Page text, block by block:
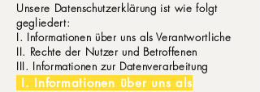
Unsere Datenschutzerklärung ist wie folgt
gegliedert:
I. Informationen über uns als Verantwortliche
II. Rechte der Nutzer und Betroffenen
III. Informationen zur Datenverarbeitung
I. Informationen über uns als